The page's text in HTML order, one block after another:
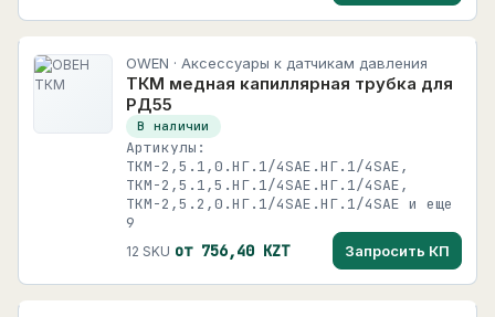
OWEN · Аксессуары к датчикам давления
ТКМ медная капиллярная трубка для
РД55
В наличии
Артикулы:
ТКМ-2,5.1,0.НГ.1/4SAE.НГ.1/4SAE,
ТКМ-2,5.1,5.НГ.1/4SAE.НГ.1/4SAE,
ТКМ-2,5.2,0.НГ.1/4SAE.НГ.1/4SAE и еще
9
12 SKU от 756,40 KZT Запросить КП